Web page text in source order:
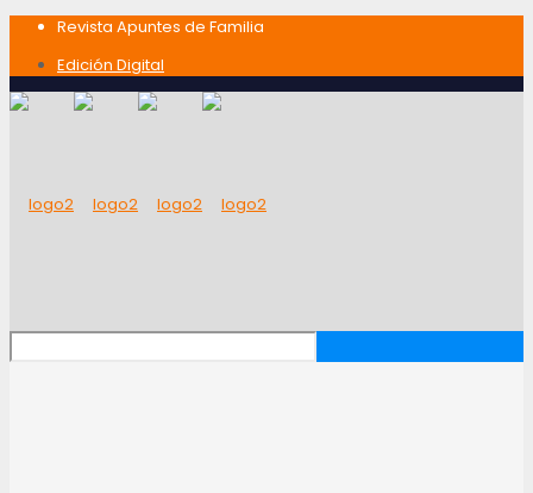
Revista Apuntes de Familia
Edición Digital